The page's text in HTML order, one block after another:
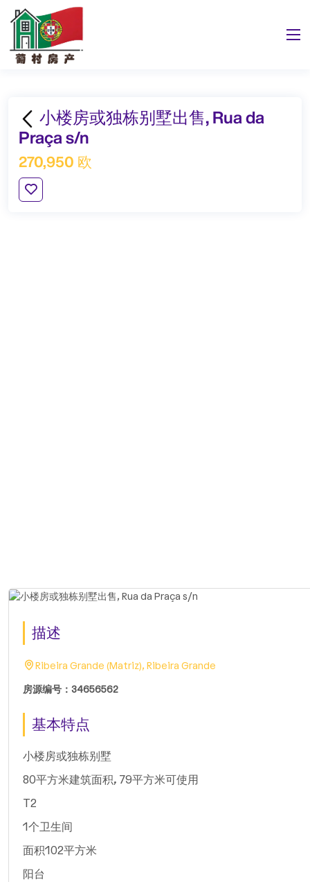
小楼房或独栋别墅出售, Rua da
Praça s/n
270,950 欧
描述
Ribeira Grande (Matriz), Ribeira Grande
房源编号：34656562
基本特点
小楼房或独栋别墅
80平方米建筑面积, 79平方米可使用
T2
1个卫生间
面积102平方米
阳台